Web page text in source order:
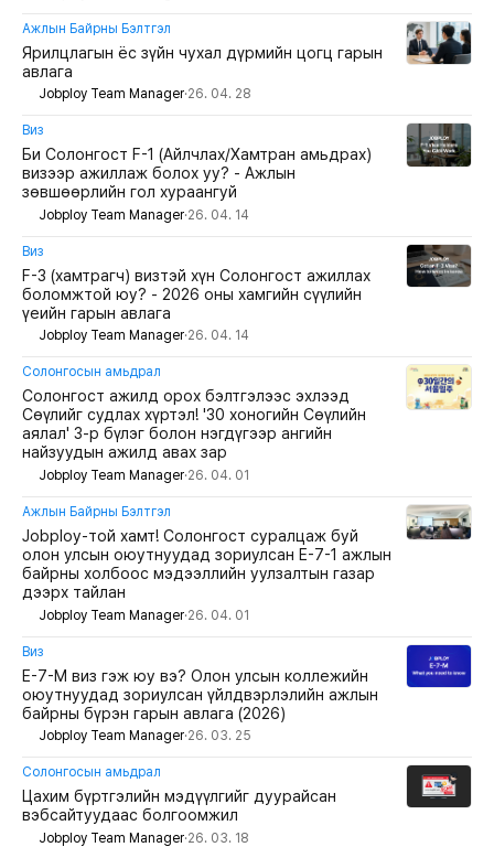
Ажлын Байрны Бэлтгэл
Ярилцлагын ёс зүйн чухал дүрмийн цогц гарын
авлага
Jobploy Team Manager·26. 04. 28
Виз
Би Солонгост F-1 (Айлчлах/Хамтран амьдрах)
визээр ажиллаж болох уу? - Ажлын
зөвшөөрлийн гол хураангуй
Jobploy Team Manager·26. 04. 14
Виз
F-3 (хамтрагч) визтэй хүн Солонгост ажиллах
боломжтой юу? - 2026 оны хамгийн сүүлийн
үеийн гарын авлага
Jobploy Team Manager·26. 04. 14
Солонгосын амьдрал
Солонгост ажилд орох бэлтгэлээс эхлээд
Сөүлийг судлах хүртэл! '30 хоногийн Сөүлийн
аялал' 3-р бүлэг болон нэгдүгээр ангийн
найзуудын ажилд авах зар
Jobploy Team Manager·26. 04. 01
Ажлын Байрны Бэлтгэл
Jobploy-той хамт! Солонгост суралцаж буй
олон улсын оюутнуудад зориулсан E-7-1 ажлын
байрны холбоос мэдээллийн уулзалтын газар
дээрх тайлан
Jobploy Team Manager·26. 04. 01
Виз
E-7-M виз гэж юу вэ? Олон улсын коллежийн
оюутнуудад зориулсан үйлдвэрлэлийн ажлын
байрны бүрэн гарын авлага (2026)
Jobploy Team Manager·26. 03. 25
Солонгосын амьдрал
Цахим бүртгэлийн мэдүүлгийг дуурайсан
вэбсайтуудаас болгоомжил
Jobploy Team Manager·26. 03. 18